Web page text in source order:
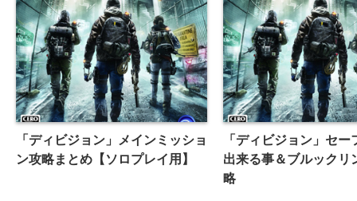
「ディビジョン」メインミッショ
ン攻略まとめ【ソロプレイ用】
「ディビジョン」セー
出来る事＆ブルックリ
略